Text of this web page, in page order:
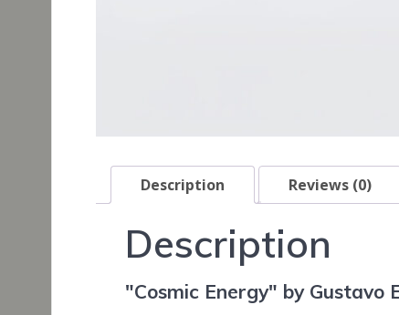
Description Reviews (0)
Description
"Cosmic Energy" by Gustavo